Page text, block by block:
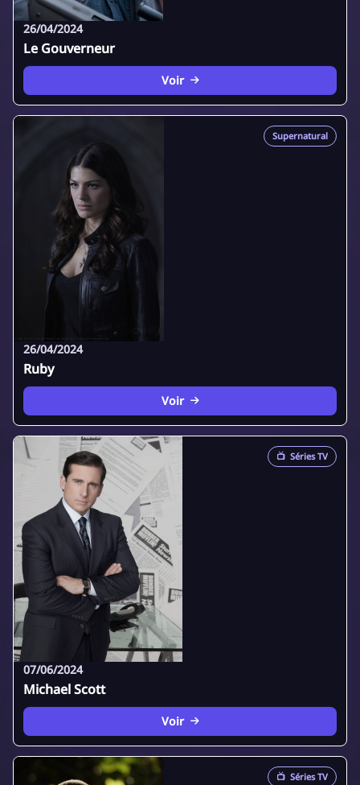
26/04/2024
Le Gouverneur
Voir
Supernatural
26/04/2024
Ruby
Voir
📺 Séries TV
07/06/2024
Michael Scott
Voir
📺 Séries TV